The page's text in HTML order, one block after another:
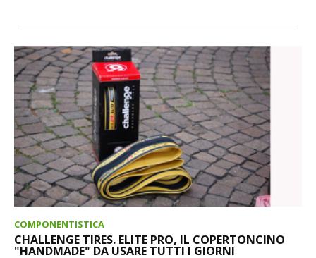
COMPONENTISTICA
CHALLENGE TIRES. ELITE PRO, IL COPERTONCINO
"HANDMADE" DA USARE TUTTI I GIORNI